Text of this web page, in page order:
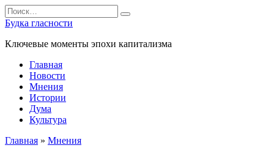
Перейти
к
содержанию
Search
for:
Будка гласности
Ключевые моменты эпохи капитализма
Главная
Новости
Мнения
Истории
Дума
Культура
Главная » Мнения